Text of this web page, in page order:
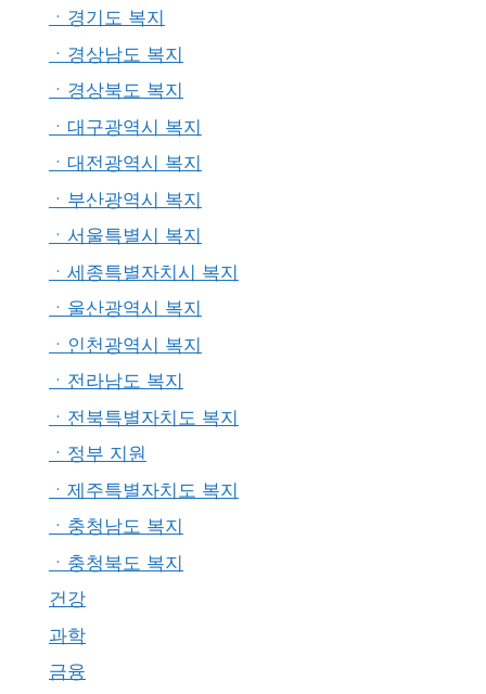
ㆍ경기도 복지
ㆍ경상남도 복지
ㆍ경상북도 복지
ㆍ대구광역시 복지
ㆍ대전광역시 복지
ㆍ부산광역시 복지
ㆍ서울특별시 복지
ㆍ세종특별자치시 복지
ㆍ울산광역시 복지
ㆍ인천광역시 복지
ㆍ전라남도 복지
ㆍ전북특별자치도 복지
ㆍ정부 지원
ㆍ제주특별자치도 복지
ㆍ충청남도 복지
ㆍ충청북도 복지
건강
과학
금융